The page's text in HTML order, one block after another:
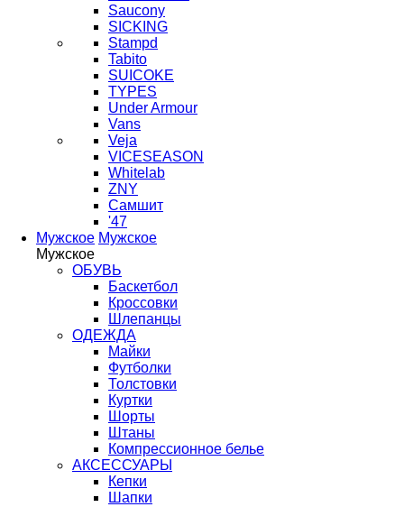
Saucony
SICKING
Stampd
Tabito
SUICOKE
TYPES
Under Armour
Vans
Veja
VICESEASON
Whitelab
ZNY
Самшит
'47
Мужское Мужское
Мужское
ОБУВЬ
Баскетбол
Кроссовки
Шлепанцы
ОДЕЖДА
Майки
Футболки
Толстовки
Куртки
Шорты
Штаны
Компрессионное белье
АКСЕССУАРЫ
Кепки
Шапки